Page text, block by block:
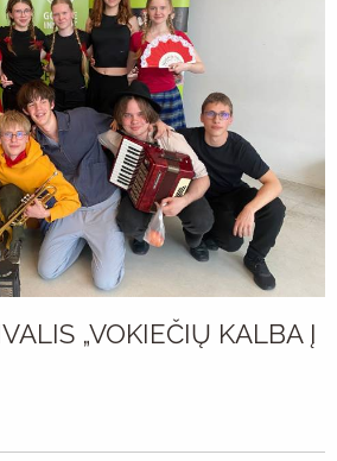
„VOKIEČIŲ KALBA Į